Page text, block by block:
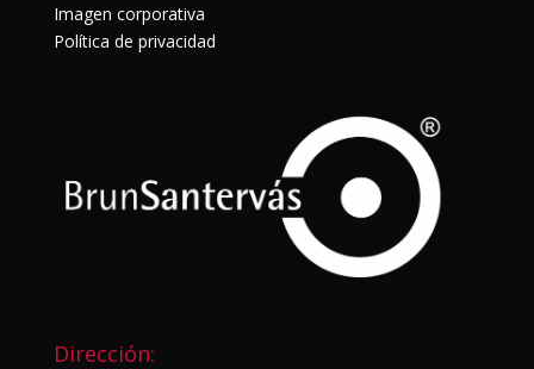
Imagen corporativa
Política de privacidad
Dirección: